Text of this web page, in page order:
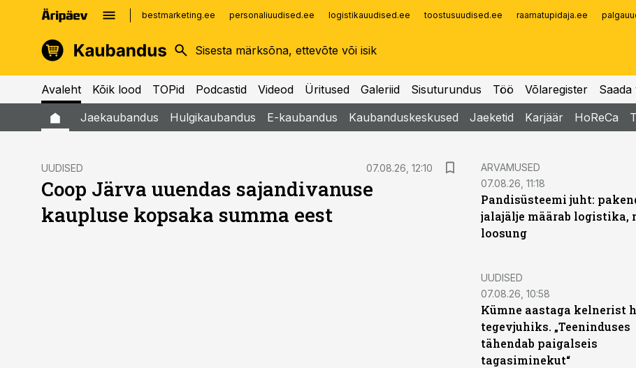
bestmarketing.ee personaliuudised.ee logistikauudised.ee toostusuudised.ee raamatupidaja.ee
kinnisvarauudised.ee
logistikauudised.ee
imelineajalugu.ee
Infopank
Avaleht Kõik lood TOPid Podcastid Videod Üritused Galeriid Sisuturundus Töö Võlaregister Saada
Jaekaubandus
Hulgikaubandus E-kaubandus Kaubanduskeskused Jaeketid Karjäär HoReCa
UUDISED 07.08.26, 12:10
Coop Järva uuendas sajandivanuse
kaupluse kopsaka summa eest
ARVAMUSED
07.08.26, 11:18
Pandisüsteemi juht:
jalajälje määrab logistika,
loosung
UUDISED
07.08.26, 10:58
Kümne aastaga kelnerist
tegevjuhiks. „Teeninduses
tähendab paigalseis
tagasiminekut“